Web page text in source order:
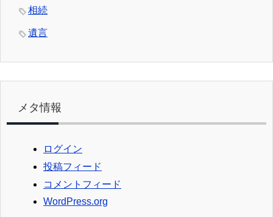
相続
遺言
メタ情報
ログイン
投稿フィード
コメントフィード
WordPress.org